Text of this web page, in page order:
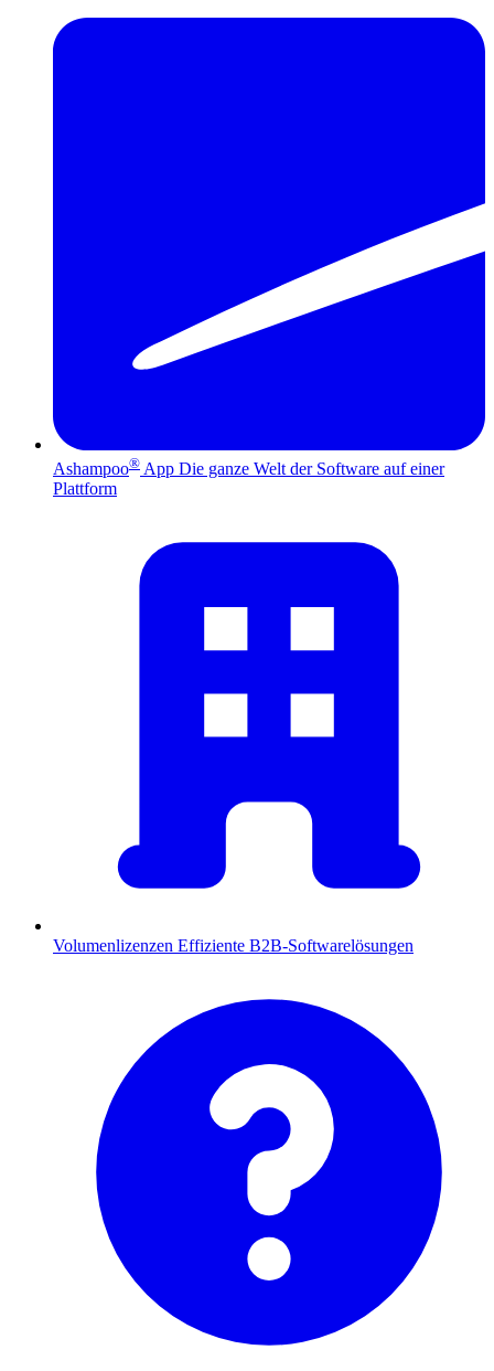
Ashampoo® App Die ganze Welt der Software auf einer
Plattform
Volumenlizenzen Effiziente B2B-Softwarelösungen